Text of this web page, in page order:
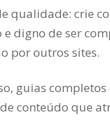
qualidade: crie
e digno de ser
por outros sites.
guias
conteúdo que